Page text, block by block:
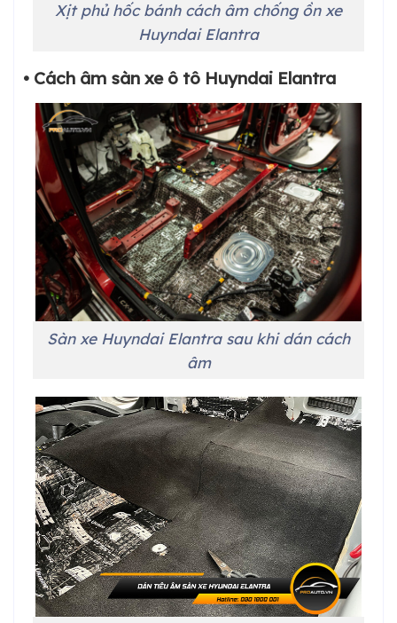
Xịt phủ hốc bánh cách âm chống ồn xe
Huyndai Elantra
• Cách âm sàn xe ô tô Huyndai Elantra
Sàn xe Huyndai Elantra sau khi dán cách
âm